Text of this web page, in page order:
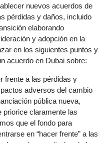
nuevos acuerdos de
pérdidas y daños, incluido
elaborando
y adopción en la
en los siguientes puntos y
acuerdo en Dubai sobre:
frente a las pérdidas y
adversos del cambio
pública nueva,
priorice claramente las
que el fondo para
en “hacer frente” a las